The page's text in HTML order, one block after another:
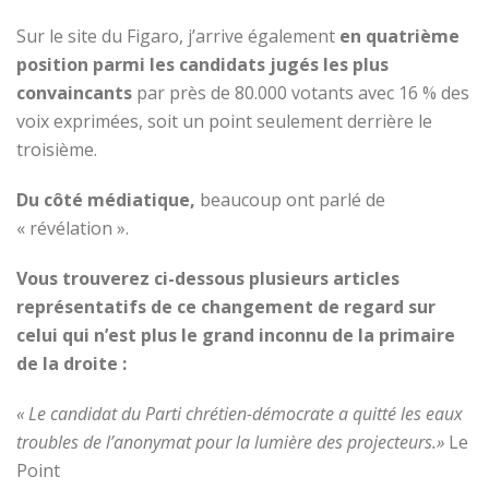
Sur le site du Figaro, j’arrive également en quatrième
position parmi les candidats jugés les plus
convaincants par près de 80.000 votants avec 16 % des
voix exprimées, soit un point seulement derrière le
troisième.
Du côté médiatique, beaucoup ont parlé de
« révélation ».
Vous trouverez ci-dessous plusieurs articles
représentatifs de ce changement de regard sur
celui qui n’est plus le grand inconnu de la primaire
de la droite :
« Le candidat du Parti chrétien-démocrate a quitté les eaux
troubles de l’anonymat pour la lumière des projecteurs.» Le
Point